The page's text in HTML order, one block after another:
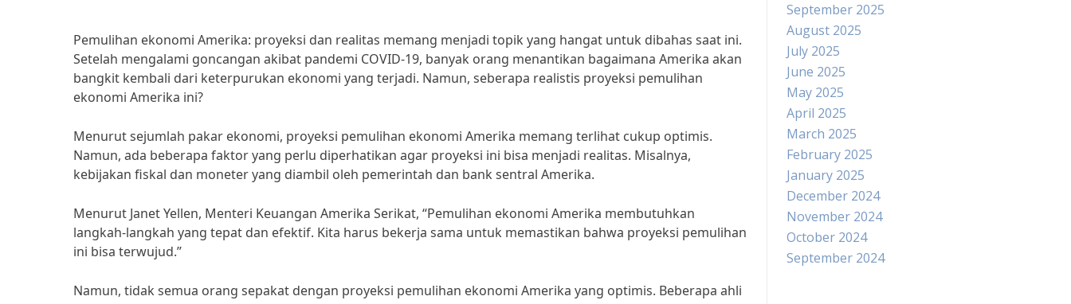
Pemulihan ekonomi Amerika: proyeksi dan realitas memang menjadi topik yang hangat untuk dibahas saat ini.
Setelah mengalami goncangan akibat pandemi COVID-19, banyak orang menantikan bagaimana Amerika akan
bangkit kembali dari keterpurukan ekonomi yang terjadi. Namun, seberapa realistis proyeksi pemulihan
ekonomi Amerika ini?
Menurut sejumlah pakar ekonomi, proyeksi pemulihan ekonomi Amerika memang terlihat cukup optimis.
Namun, ada beberapa faktor yang perlu diperhatikan agar proyeksi ini bisa menjadi realitas. Misalnya,
kebijakan fiskal dan moneter yang diambil oleh pemerintah dan bank sentral Amerika.
Menurut Janet Yellen, Menteri Keuangan Amerika Serikat, “Pemulihan ekonomi Amerika membutuhkan
langkah-langkah yang tepat dan efektif. Kita harus bekerja sama untuk memastikan bahwa proyeksi pemulihan
ini bisa terwujud.”
Namun, tidak semua orang sepakat dengan proyeksi pemulihan ekonomi Amerika yang optimis. Beberapa ahli
September 2025
August 2025
July 2025
June 2025
May 2025
April 2025
March 2025
February 2025
January 2025
December 2024
November 2024
October 2024
September 2024